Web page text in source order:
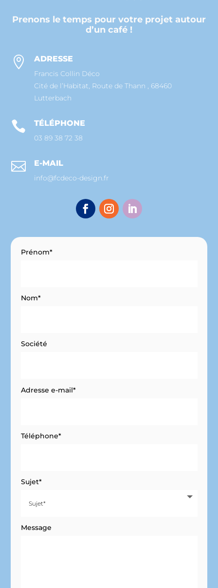
Prenons le temps pour votre projet autour
d’un café !
 ADRESSE
Francis Collin Déco
Cité de l’Habitat, Route de Thann , 68460
Lutterbach
 TÉLÉPHONE
03 89 38 72 38
 E-MAIL
info@fcdeco-design.fr
Prénom*
Nom*
Société
Adresse e-mail*
Téléphone*
Sujet*
Message